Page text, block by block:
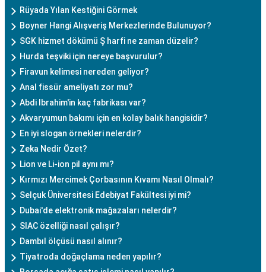
Rüyada Yılan Kestiğini Görmek
Boyner Hangi Alışveriş Merkezlerinde Bulunuyor?
SGK hizmet dökümü Ş harfi ne zaman düzelir?
Hurda teşviki için nereye başvurulur?
Firavun kelimesi nereden geliyor?
Anal fissür ameliyatı zor mu?
Abdi Ibrahim'in kaç fabrikası var?
Akvaryumun bakımı için en kolay balık hangisidir?
En iyi slogan örnekleri nelerdir?
Zeka Nedir Özet?
Lion ve Li-ion pil aynı mı?
Kırmızı Mercimek Çorbasının Kıvamı Nasıl Olmalı?
Selçuk Üniversitesi Edebiyat Fakültesi iyi mi?
Dubai'de elektronik mağazaları nelerdir?
SIAC özelliği nasıl çalışır?
Dambıl ölçüsü nasıl alınır?
Tiyatroda doğaçlama neden yapılır?